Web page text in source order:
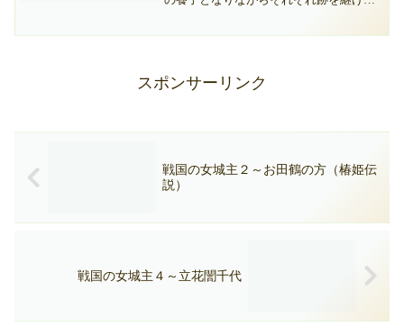
スポンサーリンク
戦国の女城主２～お田鶴の方（椿姫伝
説）
戦国の女城主４～立花誾千代